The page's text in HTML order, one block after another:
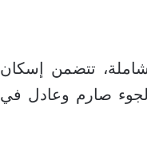
شاملة، تتضمن إسكان
لجوء صارم وعادل في